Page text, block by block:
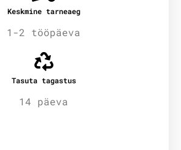
Keskmine tarneaeg
1-2 tööpäeva
Tasuta tagastus
14 päeva